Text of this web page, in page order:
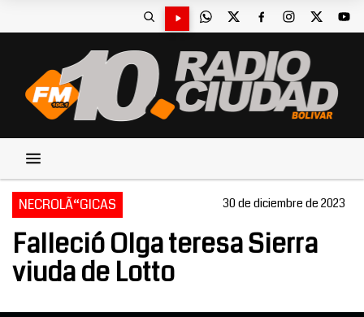
NECROLÃ“GICAS 30 de diciembre de 2023
Falleció Olga teresa Sierra
viuda de Lotto